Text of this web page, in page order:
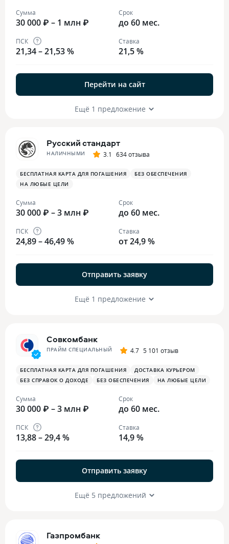
Сумма
30 000 ₽ – 1 млн ₽
Срок
до 60 мес.
ПСК
21,34 – 21,53 %
Ставка
21,5 %
Перейти на сайт
Ещё 1 предложение
Русский стандарт
НАЛИЧНЫМИ 3.1 634 отзыва
БЕСПЛАТНАЯ КАРТА ДЛЯ ПОГАШЕНИЯ
БЕЗ ОБЕСПЕЧЕНИЯ
НА ЛЮБЫЕ ЦЕЛИ
Сумма
30 000 ₽ – 3 млн ₽
Срок
до 60 мес.
ПСК
24,89 – 46,49 %
Ставка
от 24,9 %
Отправить заявку
Ещё 1 предложение
Совкомбанк
ПРАЙМ СПЕЦИАЛЬНЫЙ 4.7 5 101 отзыв
БЕСПЛАТНАЯ КАРТА ДЛЯ ПОГАШЕНИЯ
ДОСТАВКА КУРЬЕРОМ
БЕЗ СПРАВОК О ДОХОДЕ
БЕЗ ОБЕСПЕЧЕНИЯ НА ЛЮБЫЕ ЦЕЛИ
Сумма
30 000 ₽ – 3 млн ₽
Срок
до 60 мес.
ПСК
13,88 – 29,4 %
Ставка
14,9 %
Отправить заявку
Ещё 5 предложений
Газпромбанк